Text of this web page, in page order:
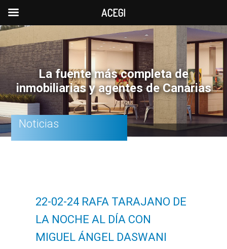
Saltar
a
la
navegación
principal
Saltar
al
contenido
principal
Saltar
a
la
barra
lateral
principal
La fuente más completa de
inmobiliarias y agentes de Canarias
Noticias
22-02-24 RAFA TARAJANO DE
LA NOCHE AL DÍA CON
MIGUEL ÁNGEL DASWANI
ACEGI